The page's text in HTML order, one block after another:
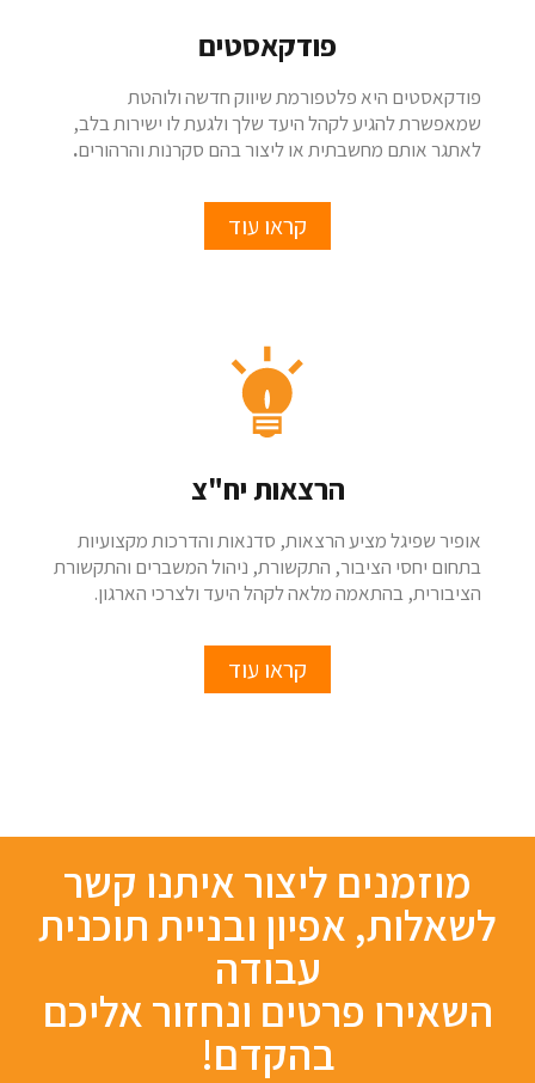
פודקאסטים
פודקאסטים היא פלטפורמת שיווק חדשה ולוהטת
שמאפשרת להגיע לקהל היעד שלך ולגעת לו ישירות בלב,
לאתגר אותם מחשבתית או ליצור בהם סקרנות והרהורים.
קראו עוד
הרצאות יח"צ
אופיר שפיגל מציע הרצאות, סדנאות והדרכות מקצועיות
בתחום יחסי הציבור, התקשורת, ניהול המשברים והתקשורת
הציבורית, בהתאמה מלאה לקהל היעד ולצרכי הארגון.
קראו עוד
מוזמנים ליצור איתנו קשר
לשאלות, אפיון ובניית תוכנית
עבודה
השאירו פרטים ונחזור אליכם
בהקדם!